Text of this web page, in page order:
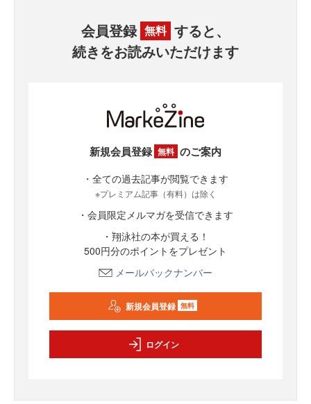
会員登録 無料 すると、
続きをお読みいただけます
新規会員登録 無料 のご案内
・全ての過去記事が閲覧できます
※プレミアム記事（有料）は除く
・会員限定メルマガを受信できます
・翔泳社の本が買える！
500円分のポイントをプレゼント
メールバックナンバー
新規会員登録 無料
ログイン